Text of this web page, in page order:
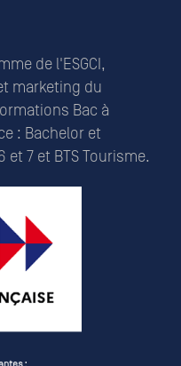
de l'ESGCI,
marketing du
Bac à
: Bachelor et
7 et BTS Tourisme.